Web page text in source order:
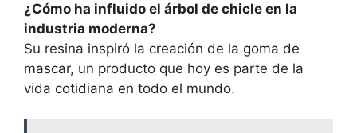
¿Cómo ha influido el árbol de chicle en la
industria moderna?
Su resina inspiró la creación de la goma de
mascar, un producto que hoy es parte de la
vida cotidiana en todo el mundo.